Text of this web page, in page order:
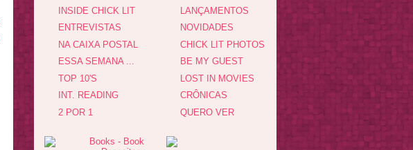
INSIDE CHICK LIT
ENTREVISTAS
NA CAIXA POSTAL
ESSA SEMANA ...
TOP 10'S
INT. READING
2 POR 1
LANÇAMENTOS
NOVIDADES
CHICK LIT PHOTOS
BE MY GUEST
LOST IN MOVIES
CRÔNICAS
QUERO VER